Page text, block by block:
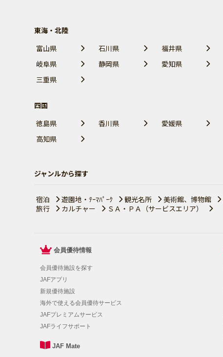
東海・北陸
富山県
石川県
福井県
岐阜県
静岡県
愛知県
三重県
四国
徳島県
香川県
愛媛県
高知県
ジャンルから探す
宿泊 遊園地・ﾃｰﾏﾊﾟｰｸ 観光名所 美術館、博物館
旅行
カルチャー ＳＡ・ＰＡ（サービスエリア）
会員優待情報
会員優待施設を探す
JAFアプリ
新規優待施設
海外で使える会員優待サービス
JAFプレミアムサービス
JAFライフサポート
JAF Mate